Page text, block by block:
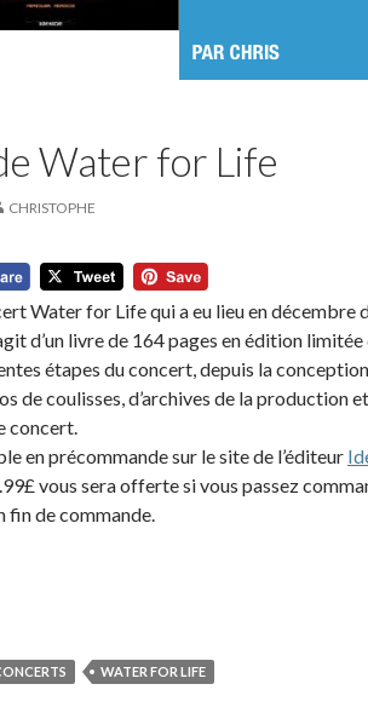
Water for Life
CHRISTOPHE
Water for Life qui a eu lieu en décembre
d’un livre de 164 pages en édition
étapes du concert, depuis la
de coulisses, d’archives de la production
concert.
en précommande sur le site de l’éditeur
vous sera offerte si vous passez
fin de commande.
WATER FOR LIFE